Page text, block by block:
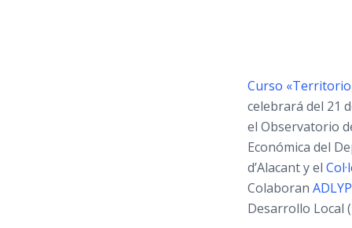
Curso
celebrará del 21
el Observatorio
Económica del
d’Alacant y el
Colaboran
Desarrollo Local (